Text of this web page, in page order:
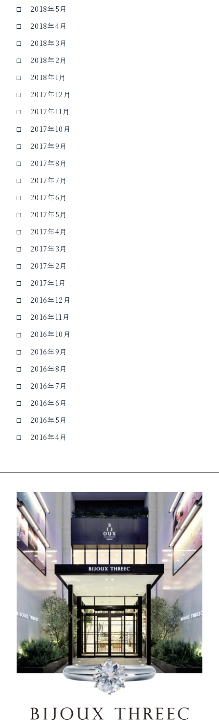
2018年5月
2018年4月
2018年3月
2018年2月
2018年1月
2017年12月
2017年11月
2017年10月
2017年9月
2017年8月
2017年7月
2017年6月
2017年5月
2017年4月
2017年3月
2017年2月
2017年1月
2016年12月
2016年11月
2016年10月
2016年9月
2016年8月
2016年7月
2016年6月
2016年5月
2016年4月